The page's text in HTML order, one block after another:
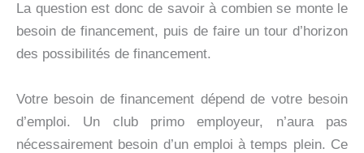
La question est donc de savoir à combien se monte le
besoin de financement, puis de faire un tour d’horizon
des possibilités de financement.
Votre besoin de financement dépend de votre besoin
d’emploi. Un club primo employeur, n’aura pas
nécessairement besoin d’un emploi à temps plein. Ce